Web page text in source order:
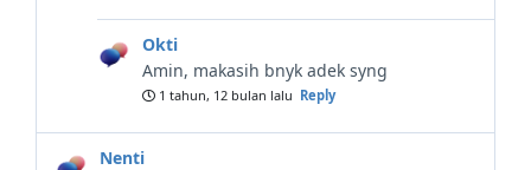
Okti
Amin, makasih bnyk adek syng
1 tahun, 12 bulan lalu Reply
Nenti